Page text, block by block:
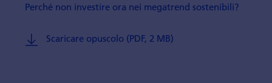
Perché non investire ora nei megatrend sostenibili?
Scaricare opuscolo (PDF, 2 MB)